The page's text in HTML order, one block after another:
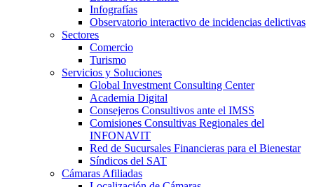
Infografías
Observatorio interactivo de incidencias delictivas
Sectores
Comercio
Turismo
Servicios y Soluciones
Global Investment Consulting Center
Academia Digital
Consejeros Consultivos ante el IMSS
Comisiones Consultivas Regionales del
INFONAVIT
Red de Sucursales Financieras para el Bienestar
Síndicos del SAT
Cámaras Afiliadas